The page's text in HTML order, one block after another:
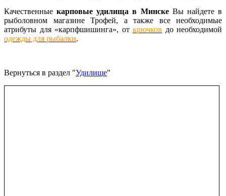
Качественныекарповые удилища в МинскеВы найдете в
рыболовном магазине Трофей, а также все необходимые
атрибуты для «карпфшишинга», от крючков до необходимой
одежды для рыбалки.
Вернуться в раздел "Удилище"